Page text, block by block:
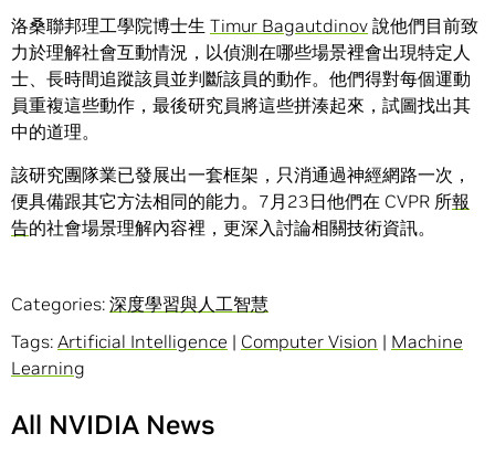
洛桑聯邦理工學院博士生 Timur Bagautdinov 說他們目前致
力於理解社會互動情況，以偵測在哪些場景裡會出現特定人
士、長時間追蹤該員並判斷該員的動作。他們得對每個運動
員重複這些動作，最後研究員將這些拼湊起來，試圖找出其
中的道理。
該研究團隊業已發展出一套框架，只消通過神經網路一次，
便具備跟其它方法相同的能力。7月23日他們在 CVPR 所報
告的社會場景理解內容裡，更深入討論相關技術資訊。
Categories: 深度學習與人工智慧
Tags: Artificial Intelligence | Computer Vision | Machine
Learning
All NVIDIA News